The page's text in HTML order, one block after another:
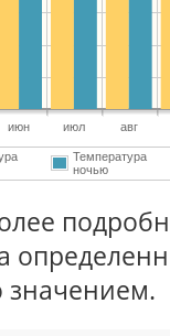
июн июл авг
Температура
ночью
значением.